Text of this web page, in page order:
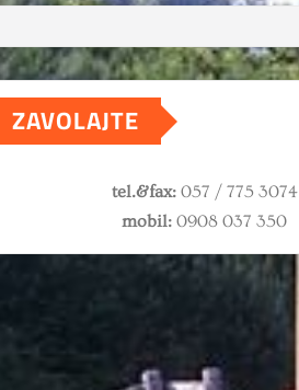
ZAVOLAJTE
tel.&fax:057 / 775 3074
mobil: 0908 037 350